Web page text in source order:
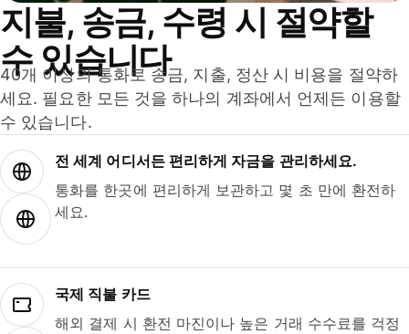
지불, 송금, 수령 시 절약할
수 있습니다
40개 이상의 통화로 송금, 지출, 정산 시 비용을 절약하
세요. 필요한 모든 것을 하나의 계좌에서 언제든 이용할
수 있습니다.
전 세계 어디서든 편리하게 자금을 관리하세요.
통화를 한곳에 편리하게 보관하고 몇 초 만에 환전하
세요.
국제 직불 카드
해외 결제 시 환전 마진이나 높은 거래 수수료를 걱정